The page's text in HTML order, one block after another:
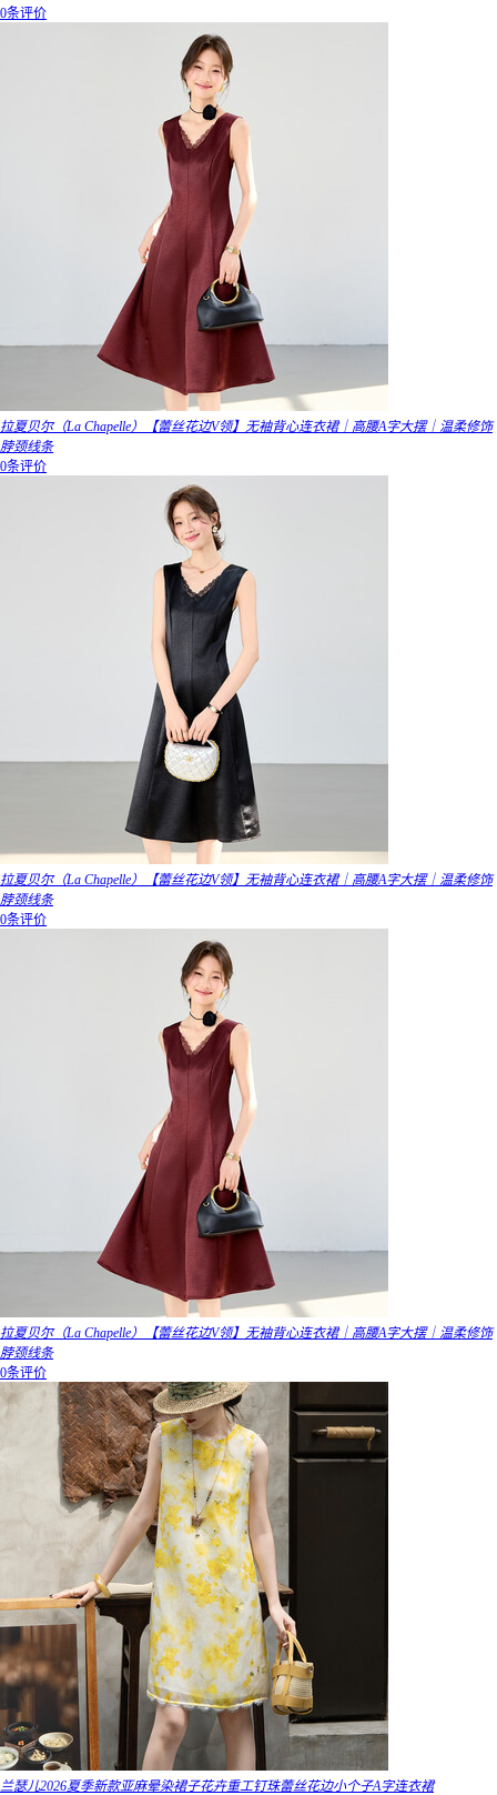
0条评价
拉夏贝尔（La Chapelle）【蕾丝花边V领】无袖背心连衣裙｜高腰A字大摆｜温柔修饰
脖颈线条
0条评价
拉夏贝尔（La Chapelle）【蕾丝花边V领】无袖背心连衣裙｜高腰A字大摆｜温柔修饰
脖颈线条
0条评价
拉夏贝尔（La Chapelle）【蕾丝花边V领】无袖背心连衣裙｜高腰A字大摆｜温柔修饰
脖颈线条
0条评价
兰瑟儿2026夏季新款亚麻晕染裙子花卉重工钉珠蕾丝花边小个子A字连衣裙